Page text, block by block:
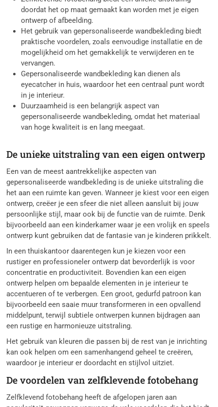
doordat het op maat gemaakt kan worden met je eigen
ontwerp of afbeelding.
Het gebruik van gepersonaliseerde wandbekleding biedt
praktische voordelen, zoals eenvoudige installatie en de
mogelijkheid om het gemakkelijk te verwijderen en te
vervangen.
Gepersonaliseerde wandbekleding kan dienen als
eyecatcher in huis, waardoor het een centraal punt wordt
in je interieur.
Duurzaamheid is een belangrijk aspect van
gepersonaliseerde wandbekleding, omdat het materiaal
van hoge kwaliteit is en lang meegaat.
De unieke uitstraling van een eigen ontwerp
Een van de meest aantrekkelijke aspecten van
gepersonaliseerde wandbekleding is de unieke uitstraling die
het aan een ruimte kan geven. Wanneer je kiest voor een eigen
ontwerp, creëer je een sfeer die niet alleen aansluit bij jouw
persoonlijke stijl, maar ook bij de functie van de ruimte. Denk
bijvoorbeeld aan een kinderkamer waar je een vrolijk en speels
ontwerp kunt gebruiken dat de fantasie van je kinderen prikkelt.
In een thuiskantoor daarentegen kun je kiezen voor een
rustiger en professioneler ontwerp dat bevorderlijk is voor
concentratie en productiviteit. Bovendien kan een eigen
ontwerp helpen om bepaalde elementen in je interieur te
accentueren of te verbergen. Een groot, gedurfd patroon kan
bijvoorbeeld een saaie muur transformeren in een opvallend
middelpunt, terwijl subtiele ontwerpen kunnen bijdragen aan
een rustige en harmonieuze uitstraling.
Het gebruik van kleuren die passen bij de rest van je inrichting
kan ook helpen om een samenhangend geheel te creëren,
waardoor je interieur er doordacht en stijlvol uitziet.
De voordelen van zelfklevende fotobehang
Zelfklevend fotobehang heeft de afgelopen jaren aan